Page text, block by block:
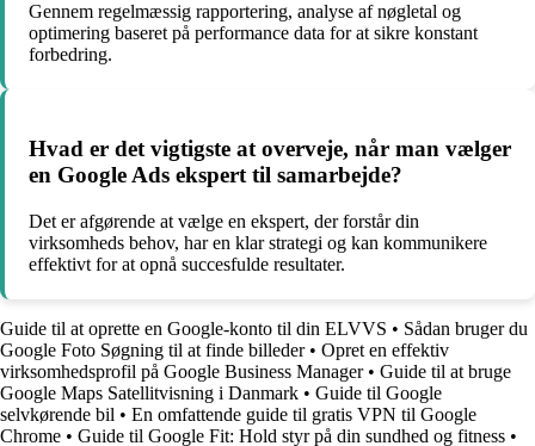
Gennem regelmæssig rapportering, analyse af nøgletal og
optimering baseret på performance data for at sikre konstant
forbedring.
Hvad er det vigtigste at overveje, når man vælger
en Google Ads ekspert til samarbejde?
Det er afgørende at vælge en ekspert, der forstår din
virksomheds behov, har en klar strategi og kan kommunikere
effektivt for at opnå succesfulde resultater.
Guide til at oprette en Google-konto til din ELVVS • Sådan bruger du
Google Foto Søgning til at finde billeder• Opret en effektiv
virksomhedsprofil på Google Business Manager• Guide til at bruge
Google Maps Satellitvisning i Danmark • Guide til Google
selvkørende bil • En omfattende guide til gratis VPN til Google
Chrome • Guide til Google Fit: Hold styr på din sundhed og fitness •